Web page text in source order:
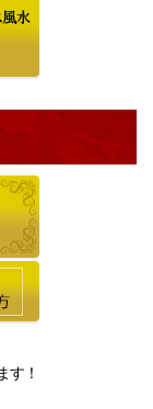
す！